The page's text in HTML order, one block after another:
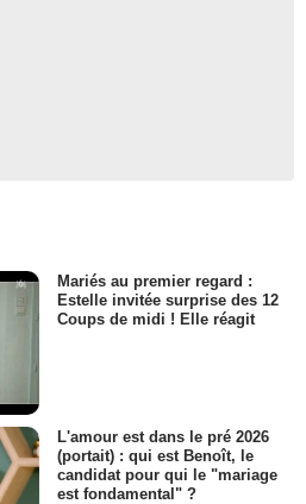
Mariés au premier regard :
Estelle invitée surprise des 12
Coups de midi ! Elle réagit
L'amour est dans le pré 2026
(portait) : qui est Benoît, le
candidat pour qui le "mariage
est fondamental" ?